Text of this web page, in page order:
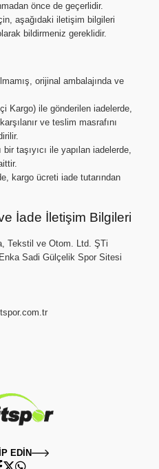
önce de geçerlidir.
aşağıdaki iletişim bilgileri
bildirmeniz gereklidir.
orijinal ambalajında ve
Kargo) ile gönderilen iadelerde,
ve teslim masrafını
taşıyıcı ile yapılan iadelerde,
kargo ücreti iade tutarından
İade İletişim Bilgileri
Tekstil ve Otom. Ltd. ŞTi
Sadi Gülçelik Spor Sitesi
EDİN